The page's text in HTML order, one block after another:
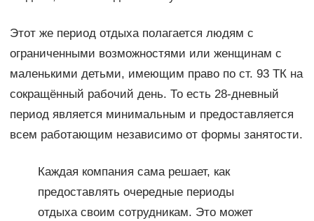
Этот же период отдыха полагается людям с
ограниченными возможностями или женщинам с
маленькими детьми, имеющим право по ст. 93 ТК на
сокращённый рабочий день. То есть 28-дневный
период является минимальным и предоставляется
всем работающим независимо от формы занятости.
Каждая компания сама решает, как
предоставлять очередные периоды
отдыха своим сотрудникам. Это может